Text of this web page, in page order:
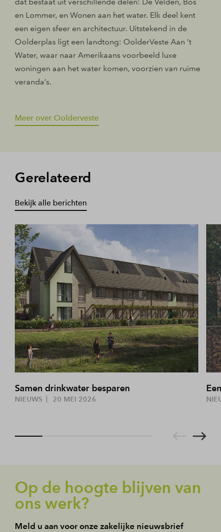
en Lommer, en Wonen aan het water. Elk deel kent
een eigen sfeer en architectuur. Uitstekend in de
Oolderplas ligt een landtong: OolderVeste Aan ’t
Water, waar naar Amerikaans voorbeeld luxe
woningen aan het water komen, voorzien van ruime
veranda’s.
Meer over Oolderveste
Gerelateerd
Bekijk alle berichten
Samen drinkwater besparen
NIEUWS 20 MEI 2026
Op de hoogte blijven van
ons werk?
Meld u aan voor onze zakelijke nieuwsbrief